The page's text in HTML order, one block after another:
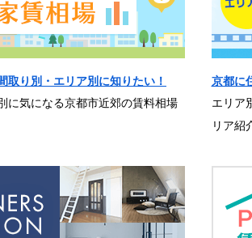
取り別・エリア別に知りたい！
に気になる京都市近郊の賃料相場
京都に
エリア
リア紹